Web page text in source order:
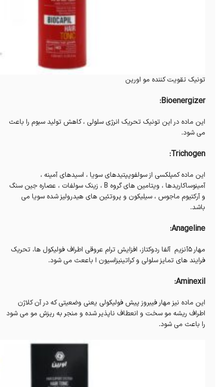
تونیک تقویت کننده مو اورین
Bioenergizer:
این ماده در این تونیک تحریک انرژی سلولی ، کاهش تولید سبوم را باعث
می شود.
Trichogen:
این ماده کمپلکسی از سولفوپپتیدهای سویا ، اسیدهای آمینه ،
آمینوساکاریدها ، ویتامین های گروه B ، زینک سولفات ، عصاره جین سنگ
و آرکتیوم ماجوس ، سیلیکون و پروتئین های هیدرولیز شده سویا می
باشد.
Anageline:
مهار ۵آنزیم آلفا ردوکتاز، افزایش ترام عروقی اطراف فولیکول ها، تحریک
فرایند های تمایز سلولی و کراتینیزاسیون ا باععث می شود.
Aminexil:
این ماده نیز مهار فیبروز پیش فولیکولی یعنی وضعیتی که در آن کلاژن
اطراف ریشه مو سخت و انعطاف ناپذیر شده و منجر به ریزش مو می شود
را باعث می شود.